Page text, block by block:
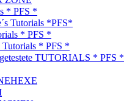
* PFS *
Tutorials *PFS*
* PFS *
* PFS *
TUTORIALS * PFS *